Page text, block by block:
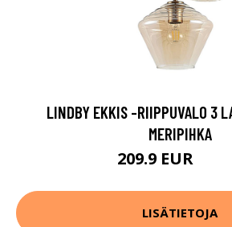
LINDBY EKKIS -RIIPPUVALO 3
MERIPIHKA
209.9 EUR
LISÄTIETOJA